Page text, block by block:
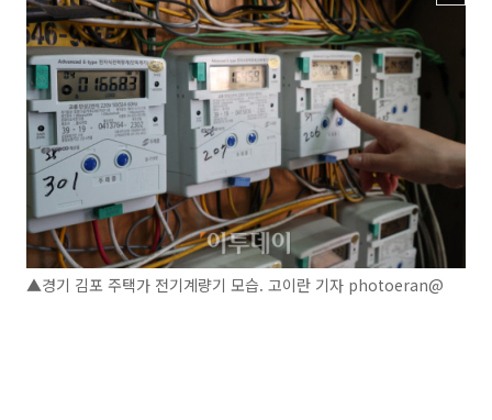
▲경기 김포 주택가 전기계량기 모습. 고이란 기자 photoeran@